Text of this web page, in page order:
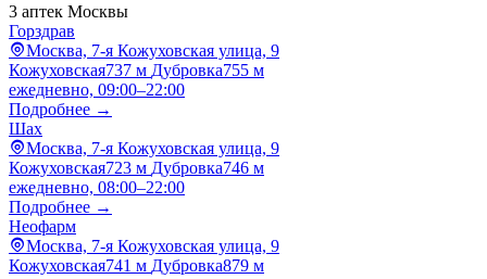
3 аптек Москвы
Горздрав
Москва, 7-я Кожуховская улица, 9
Кожуховская737 м Дубровка755 м
ежедневно, 09:00–22:00
Подробнее →
Шах
Москва, 7-я Кожуховская улица, 9
Кожуховская723 м Дубровка746 м
ежедневно, 08:00–22:00
Подробнее →
Неофарм
Москва, 7-я Кожуховская улица, 9
Кожуховская741 м Дубровка879 м